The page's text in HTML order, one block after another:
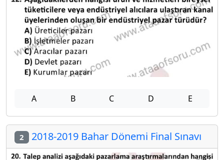
A B C D E
2 2018-2019 Bahar Dönemi Final Sınavı